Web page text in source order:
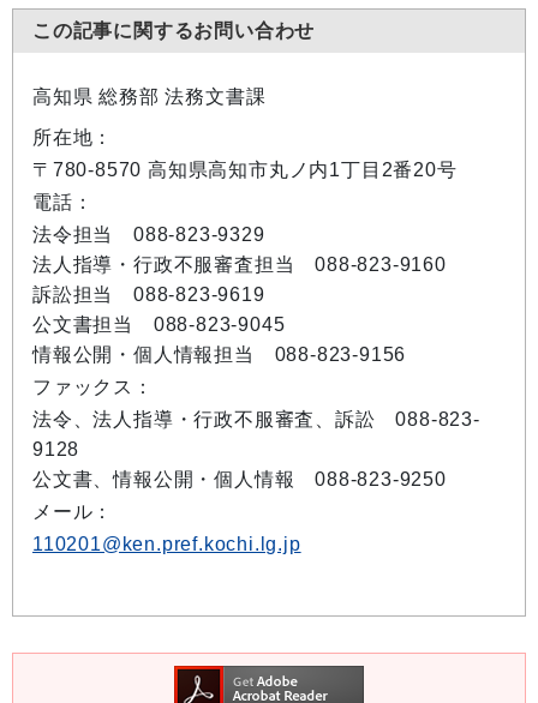
この記事に関するお問い合わせ
高知県 総務部 法務文書課
所在地：
〒780-8570 高知県高知市丸ノ内1丁目2番20号
電話：
法令担当 088-823-9329
法人指導・行政不服審査担当 088-823-9160
訴訟担当 088-823-9619
公文書担当 088-823-9045
情報公開・個人情報担当 088-823-9156
ファックス：
法令、法人指導・行政不服審査、訴訟 088-823-
9128
公文書、情報公開・個人情報 088-823-9250
メール：
110201@ken.pref.kochi.lg.jp